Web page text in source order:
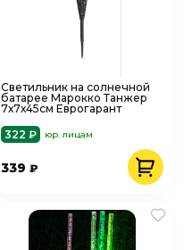
Светильник на солнечной
батарее Марокко Танжер
7х7х45см Еврогарант
322 ₽
юр. лицам
339₽